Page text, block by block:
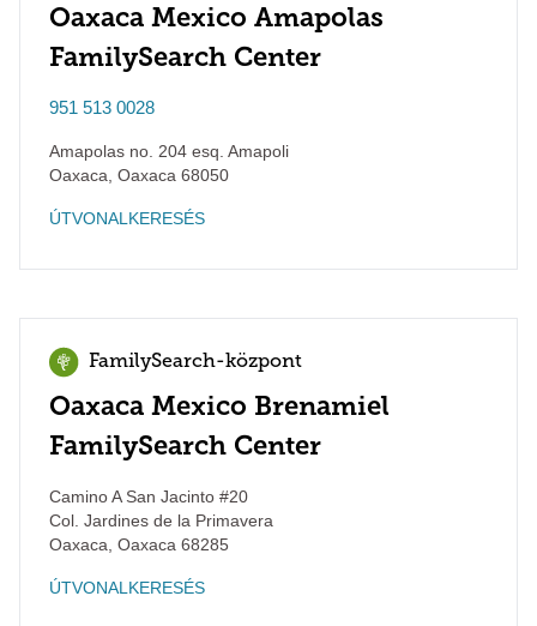
Oaxaca Mexico Amapolas
FamilySearch Center
951 513 0028
Amapolas no. 204 esq. Amapoli
Oaxaca Oaxaca 68050
ÚTVONALKERESÉS
FamilySearch-központ
Oaxaca Mexico Brenamiel
FamilySearch Center
Camino A San Jacinto #20
Col. Jardines de la Primavera
Oaxaca Oaxaca 68285
ÚTVONALKERESÉS